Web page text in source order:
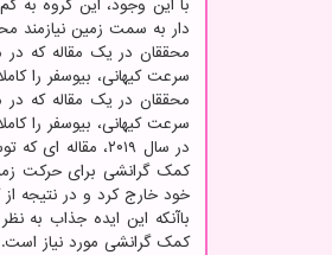
با این وجود، این گروه به
دار به سمت زمین نیازمند
سرعت کیهانی، بیوسفر را
سرعت کیهانی، بیوسفر را
در سال ۲۰۱۹،
کمک گرانشی برای حرکت
خود خارج کرد و در نتیجه از
باآنکه این ایده جذاب به
کمک گرانشی مورد نیاز است.